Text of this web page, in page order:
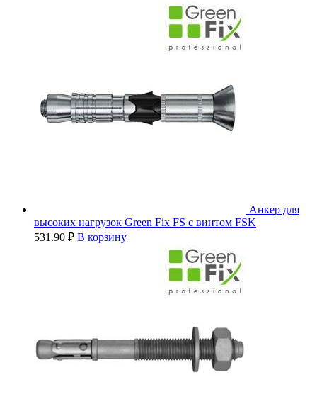
Анкер для
высоких нагрузок Green Fix FS с винтом FSK
531.90 ₽ В корзину